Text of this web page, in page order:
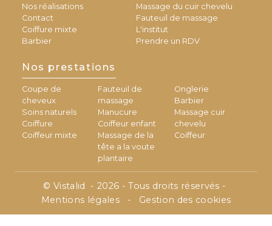
Nos réalisations
Contact
Coiffure mixte
Barbier
Massage du cuir chevelu
Fauteuil de massage
L'institut
Prendre un RDV
Nos prestations
Coupe de
cheveux
Soins naturels
Coiffure
Coiffeur mixte
Fauteuil de
massage
Manucure
Coiffeur enfant
Massage de la
tête a la voute
plantaire
Onglerie
Barbier
Massage cuir
chevelu
Coiffeur
©Vistalid
- 2026 - Tous droits réservés -
Mentions légales
- Gestion des cookies